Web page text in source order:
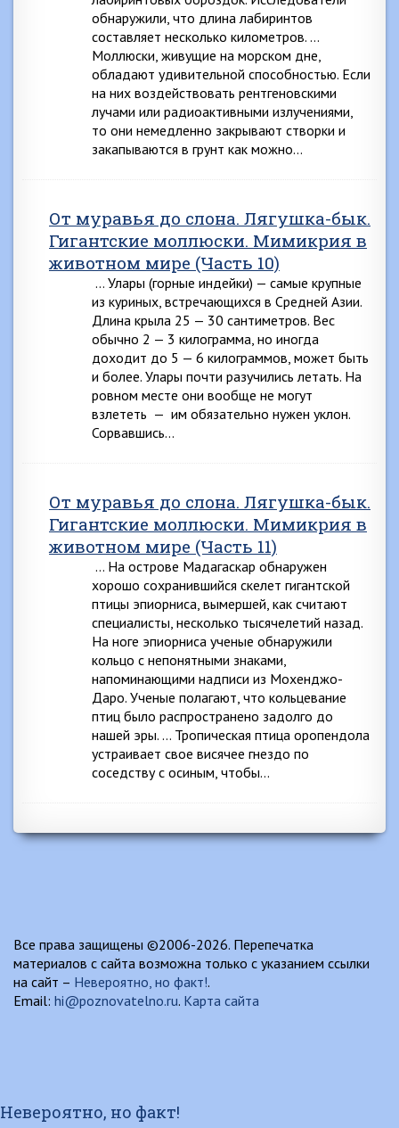
обнаружили, что длина лабиринтов
составляет несколь­ко километров. …
Моллюски, живущие на морском дне,
обладают уди­вительной способностью. Если
на них воздействовать рентгеновскими
лучами или радиоактивными излучения­ми,
то они немедленно закрывают створки и
закапыва­ются в грунт как можно…
От муравья до слона. Лягушка-бык.
Гигантские моллюски. Мимикрия в
животном мире (Часть 10)
… Улары (горные индейки) — самые крупные
из ку­риных, встречающихся в Средней Азии.
Длина крыла 25 — 30 сантиметров. Вес
обычно 2 — 3 килограмма, но иногда
доходит до 5 — 6 килограммов, может быть
и бо­лее. Улары почти разучились летать. На
ровном месте они вообще не могут
взлететь — им обязательно нужен уклон.
Сорвавшись…
От муравья до слона. Лягушка-бык.
Гигантские моллюски. Мимикрия в
животном мире (Часть 11)
… На острове Мадагаскар обнаружен
хорошо сохра­нившийся скелет гигантской
птицы эпиорниса, вымер­шей, как считают
специалисты, несколько тысячелетий назад.
На ноге эпиорниса ученые обнаружили
кольцо с непонятными знаками,
напоминающими надписи из Мохенджо-
Даро. Ученые полагают, что кольцевание
птиц было распространено задолго до
нашей эры. … Тропическая птица оропендола
устраивает свое висячее гнездо по
соседству с осиным, чтобы…
Все права защищены ©2006-2026. Перепечатка
материалов с сайта возможна только с указанием ссылки
на сайт – Невероятно, но факт!.
Email: hi@poznovatelno.ru. Карта сайта
Невероятно, но факт!